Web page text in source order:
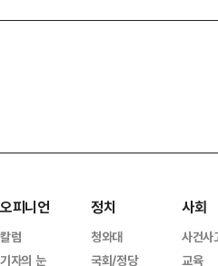
오피니언
칼럼
기자의 눈
정치
청와대
국회/정당
사회
사건사
교육